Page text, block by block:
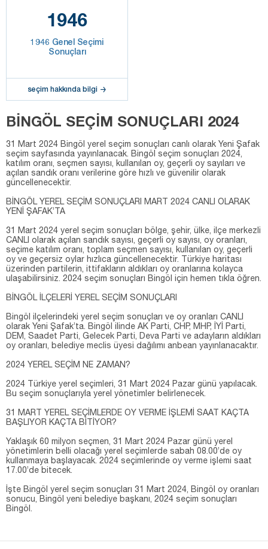
1946
1946 Genel Seçimi
Sonuçları
seçim hakkında bilgi
BİNGÖL SEÇİM SONUÇLARI 2024
31 Mart 2024 Bingöl yerel seçim sonuçları canlı olarak Yeni Şafak
seçim sayfasında yayınlanacak. Bingöl seçim sonuçları 2024,
katılım oranı, seçmen sayısı, kullanılan oy, geçerli oy sayıları ve
açılan sandık oranı verilerine göre hızlı ve güvenilir olarak
güncellenecektir.
BİNGÖL YEREL SEÇİM SONUÇLARI MART 2024 CANLI OLARAK
YENİ ŞAFAK’TA
31 Mart 2024 yerel seçim sonuçları bölge, şehir, ülke, ilçe merkezli
CANLI olarak açılan sandık sayısı, geçerli oy sayısı, oy oranları,
seçime katılım oranı, toplam seçmen sayısı, kullanılan oy, geçerli
oy ve geçersiz oylar hızlıca güncellenecektir. Türkiye haritası
üzerinden partilerin, ittifakların aldıkları oy oranlarına kolayca
ulaşabilirsiniz. 2024 seçim sonuçları Bingöl için hemen tıkla öğren.
BİNGÖL İLÇELERİ YEREL SEÇİM SONUÇLARI
Bingöl ilçelerindeki yerel seçim sonuçları ve oy oranları CANLI
olarak Yeni Şafak’ta. Bingöl ilinde AK Parti, CHP, MHP, İYİ Parti,
DEM, Saadet Parti, Gelecek Parti, Deva Parti ve adayların aldıkları
oy oranları, belediye meclis üyesi dağılımı anbean yayınlanacaktır.
2024 YEREL SEÇİM NE ZAMAN?
2024 Türkiye yerel seçimleri, 31 Mart 2024 Pazar günü yapılacak.
Bu seçim sonuçlarıyla yerel yönetimler belirlenecek.
31 MART YEREL SEÇİMLERDE OY VERME İŞLEMİ SAAT KAÇTA
BAŞLIYOR KAÇTA BİTİYOR?
Yaklaşık 60 milyon seçmen, 31 Mart 2024 Pazar günü yerel
yönetimlerin belli olacağı yerel seçimlerde sabah 08.00’de oy
kullanmaya başlayacak. 2024 seçimlerinde oy verme işlemi saat
17.00’de bitecek.
İşte Bingöl yerel seçim sonuçları 31 Mart 2024, Bingöl oy oranları
sonucu, Bingöl yeni belediye başkanı, 2024 seçim sonuçları
Bingöl.